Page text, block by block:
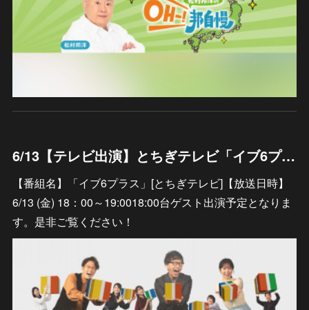
6/13【テレビ出演】とちぎテレビ「イブ6プラス」
【番組名】「イブ6プラス」[とちぎテレビ]【放送日時】
6/13 (金) 18：00～19:0018:00台ゲスト出演予定となりま
す。是非ご覧ください！